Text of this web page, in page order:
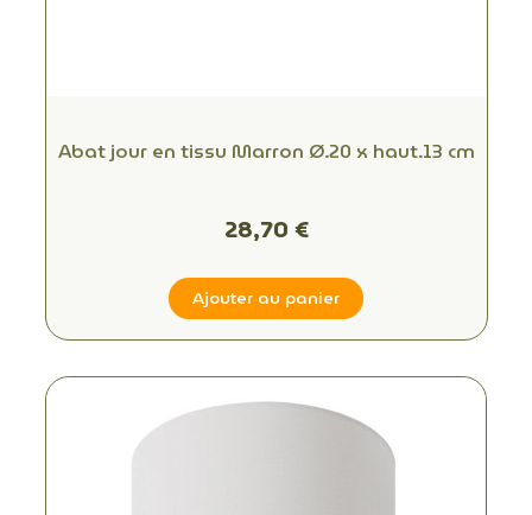
Abat jour en tissu Marron Ø.20 x haut.13 cm
28,70 €
Ajouter au panier